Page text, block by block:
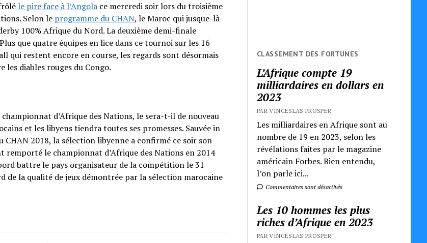
le pire face à l’Angolace mercredi soir lors du troisième
Selon le programme du CHAN, le Maroc qui jusque-là
100% Afrique du Nord. La deuxième demi-finale
que quatre équipes en lice dans ce tournoi sur les 16
qui restent encore en course, les regards sont désormais
diables rouges du Congo.
d’Afrique des Nations, le sera-t-il de nouveau
et les libyens tiendra toutes ses promesses. Sauvée in
CHAN 2018, la sélection libyenne a confirmé ce soir son
le championnat d’Afrique des Nations en 2014
battre le pays organisateur de la compétition le 31
de la qualité de jeux démontrée par la sélection marocaine
CLASSEMENT DES FORTUNES
L’Afrique compte 19
milliardaires en dollars en
2023
PAR VINCESLAS PROSPER
Les milliardaires en Afrique sont au
nombre de 19 en 2023, selon les
révélations faites par le magazine
américain Forbes. Bien entendu,
l’on parle ici...
Commentaires sont désactivés
Les 10 hommes les plus
riches d’Afrique en 2023
PAR VINCESLAS PROSPER